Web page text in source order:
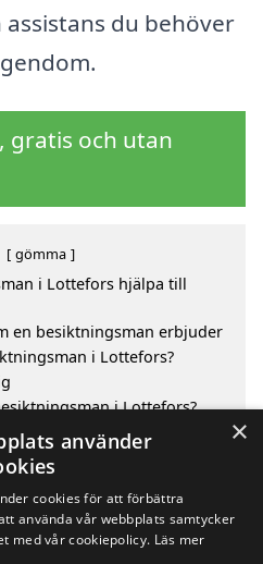
du behöver
gratis och utan
gömma
i Lottefors hjälpa till
en besiktningsman erbjuder
i Lottefors?
i Lottefors?
i Lottefors
i de omgivande
×
använder
cookies för att förbättra
använda vår webbplats samtycker
med vår cookiepolicy. Läs mer